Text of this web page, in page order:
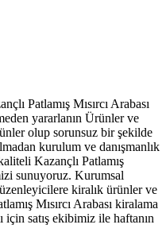
Patlamış Mısırcı Arabası
yararlanın Ürünler ve
olup sorunsuz bir şekilde
kurulum ve danışmanlık
Kazançlı Patlamış
sunuyoruz. Kurumsal
kiralık ürünler ve
Mısırcı Arabası kiralama
satış ekibimiz ile haftanın